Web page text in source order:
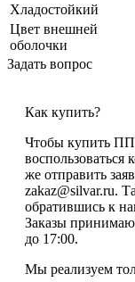
Хладостойкий
Цвет внешней
оболочки
Задать вопрос
Как купить?
Чтобы купить
воспользоваться
же отправить
zakaz@silvar.ru.
обратившись к
Заказы
до 17:00.
Мы реализуем